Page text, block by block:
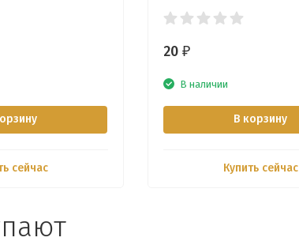
сейчас
20 ₽
В наличии
В корзину
Купить сейчас